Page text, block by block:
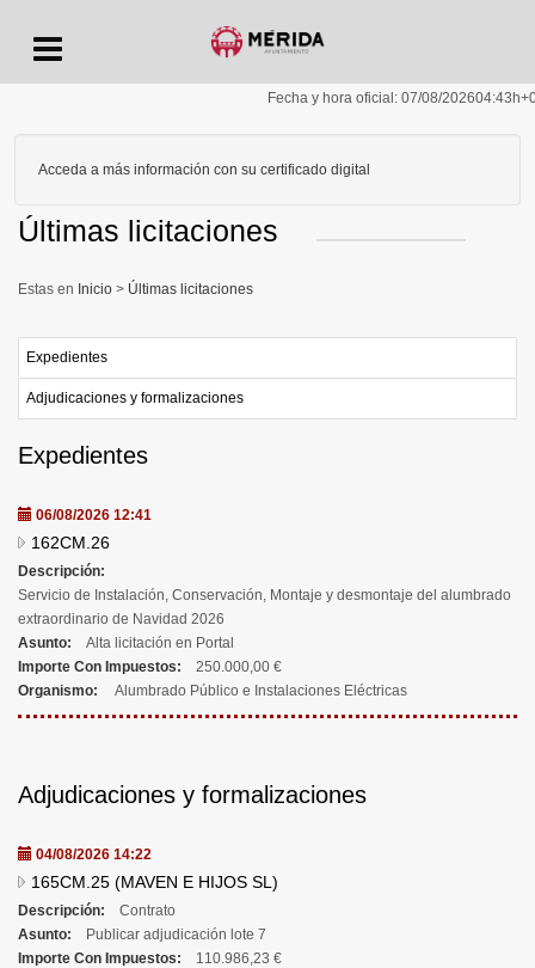
Fecha y hora oficial: 07/08/202604:43h
Acceda a más información con su certificado digital
Inicio > Últimas licitaciones
Últimas licitaciones
Expedientes
Adjudicaciones y formalizaciones
Expedientes
06/08/2026 12:41
162CM.26
Descripción:
Servicio de Instalación, Conservación, Montaje y desmontaje del alumbrado
extraordinario de Navidad 2026
Asunto:
Alta licitación en Portal
Importe Con Impuestos:
250.000,00 €
Organismo:
Alumbrado Público e Instalaciones Eléctricas
Adjudicaciones y formalizaciones
04/08/2026 14:22
165CM.25 (MAVEN E HIJOS SL)
Descripción:
Contrato
Asunto:
Publicar adjudicación lote 7
Importe Con Impuestos:
110.986,23 €